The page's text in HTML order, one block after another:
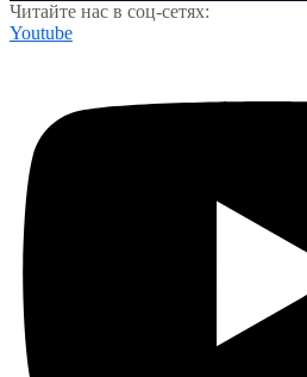
Читайте нас в соц-сетях:
Youtube